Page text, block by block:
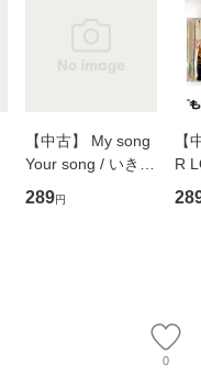
【中古】 My song
Your song / いきも
のがかり / [CD]
【メール便送料無
289円
【
R
産
0